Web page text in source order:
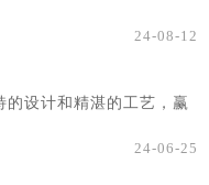
24-08-12
的设计和精湛的工艺，赢
24-06-25